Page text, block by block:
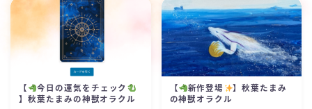
【
今日の運気をチェック
】秋葉たまみの神獣オラクル
【 新作登場
】秋葉たまみ
の神獣オラクル